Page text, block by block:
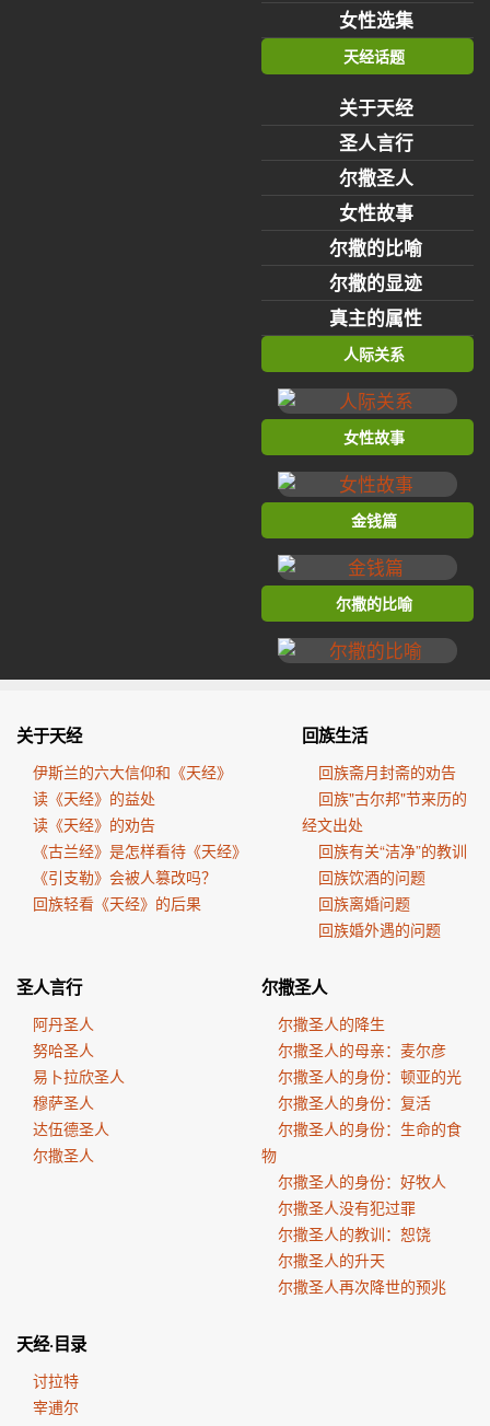
女性选集
天经话题
关于天经
圣人言行
尔撒圣人
女性故事
尔撒的比喻
尔撒的显迹
真主的属性
人际关系
女性故事
金钱篇
尔撒的比喻
关于天经
伊斯兰的六大信仰和《天经》
读《天经》的益处
读《天经》的劝告
《古兰经》是怎样看待《天经》
《引支勒》会被人篡改吗？
回族轻看《天经》的后果
回族生活
回族斋月封斋的劝告
回族"古尔邦"节来历的
经文出处
回族有关“洁净”的教训
回族饮酒的问题
回族离婚问题
回族婚外遇的问题
圣人言行
阿丹圣人
努哈圣人
易卜拉欣圣人
穆萨圣人
达伍德圣人
尔撒圣人
尔撒圣人
尔撒圣人的降生
尔撒圣人的母亲：麦尔彦
尔撒圣人的身份：顿亚的光
尔撒圣人的身份：复活
尔撒圣人的身份：生命的食
物
尔撒圣人的身份：好牧人
尔撒圣人没有犯过罪
尔撒圣人的教训：恕饶
尔撒圣人的升天
尔撒圣人再次降世的预兆
天经·目录
讨拉特
宰逋尔